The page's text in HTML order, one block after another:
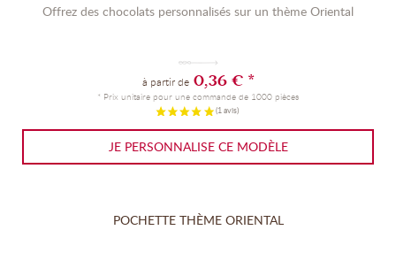
Offrez des chocolats personnalisés sur un thème Oriental
à partir de0,36 € *
* Prix unitaire pour une commande de 1000 pièces
JE PERSONNALISE CE MODÈLE
POCHETTE THÈME ORIENTAL